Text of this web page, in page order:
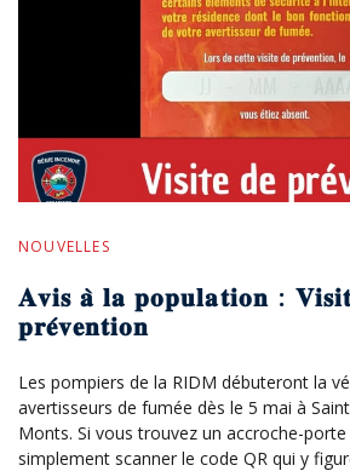
NOUVELLES
𝐀𝐯𝐢𝐬 𝐚̀ 𝐥𝐚 𝐩𝐨𝐩𝐮𝐥𝐚𝐭𝐢𝐨𝐧 :
𝐩𝐫𝐞́𝐯𝐞𝐧𝐭𝐢𝐨𝐧
Les pompiers de la RIDM débuteront la
avertisseurs de fumée dès le 5 mai à
Monts. Si vous trouvez un accroche-
simplement scanner le code QR qui y